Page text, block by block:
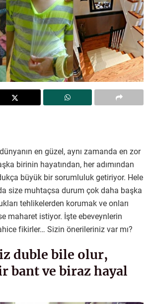
en güzel, aynı zamanda en zor
birinin hayatından, her adımından
büyük bir sorumluluk getiriyor. Hele
size muhtaçsa durum çok daha başka
tehlikelerden korumak ve onları
maharet istiyor. İşte ebeveynlerin
fikirler… Sizin önerileriniz var mı?
duble bile olur,
bant ve biraz hayal